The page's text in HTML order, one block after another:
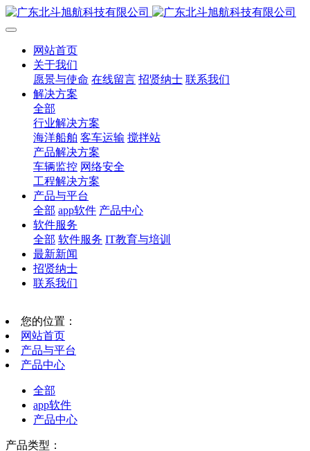
网站首页
关于我们
愿景与使命 在线留言 招贤纳士 联系我们
解决方案
全部
行业解决方案
海洋船舶 客车运输 搅拌站
产品解决方案
车辆监控 网络安全
工程解决方案
产品与平台
全部 app软件 产品中心
软件服务
全部 软件服务 IT教育与培训
最新新闻
招贤纳士
联系我们
您的位置：
网站首页
产品与平台
产品中心
全部
app软件
产品中心
产品类型：